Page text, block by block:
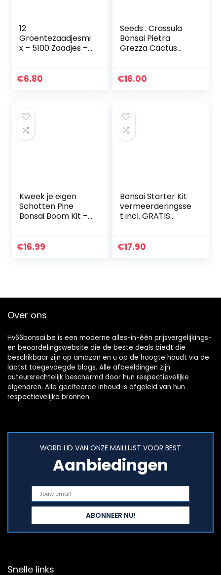
12
Groentezaadjesmi
x – 5100 Zaadjes –
Komkommer,
€6.80
Seeds . Crassula
Bonsai Pietra
Grezza Cactus
PCS carnoso De
€16.00
Kweek je eigen
Schotten Pine
Bonsai Boom Kit –
u
€16.99
Bonsai Starter Kit
vermeerderingsse
t incl. GRATIS
kokosnootpotten,
€17.90
Over ons
Hv66bonsai.be is een moderne alles-in-één prijsvergelijkings-
en beoordelingswebsite die de beste deals biedt die
beschikbaar zijn op amazon en u op de hoogte houdt via de
laatst toegevoegde blogs. Alle afbeeldingen zijn
auteursrechtelijk beschermd door hun respectievelijke
eigenaren. Alle geciteerde inhoud is afgeleid van hun
respectievelijke bronnen.
WORD LID VAN ONZE MAILLIJST VOOR BEST
Aanbiedingen
Snelle links